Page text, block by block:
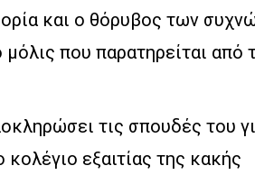
και ο θόρυβος των
που παρατηρείται από
τις σπουδές του
εξαιτίας της κακής